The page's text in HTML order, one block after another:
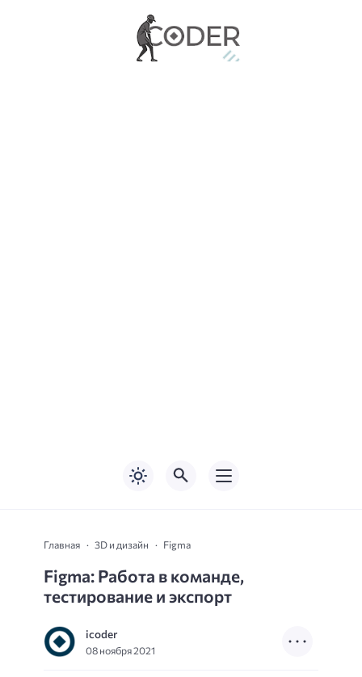
Главная 3D и дизайн Figma
Figma: Работа в команде,
тестирование и экспорт
icoder
08 ноября 2021